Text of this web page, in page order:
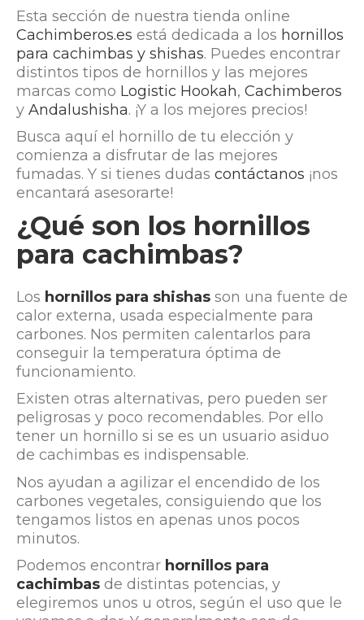
Esta sección de nuestra tienda online
Cachimberos.es está dedicada a los hornillos
para cachimbas y shishas. Puedes encontrar
distintos tipos de hornillos y las mejores
marcas como Logistic Hookah, Cachimberos
y Andalushisha. ¡Y a los mejores precios!
Busca aquí el hornillo de tu elección y
comienza a disfrutar de las mejores
fumadas. Y si tienes dudas contáctanos ¡nos
encantará asesorarte!
¿Qué son los hornillos
para cachimbas?
Los hornillos para shishas son una fuente de
calor externa, usada especialmente para
carbones. Nos permiten calentarlos para
conseguir la temperatura óptima de
funcionamiento.
Existen otras alternativas, pero pueden ser
peligrosas y poco recomendables. Por ello
tener un hornillo si se es un usuario asiduo
de cachimbas es indispensable.
Nos ayudan a agilizar el encendido de los
carbones vegetales, consiguiendo que los
tengamos listos en apenas unos pocos
minutos.
Podemos encontrar hornillos para
cachimbas de distintas potencias, y
elegiremos unos u otros, según el uso que le